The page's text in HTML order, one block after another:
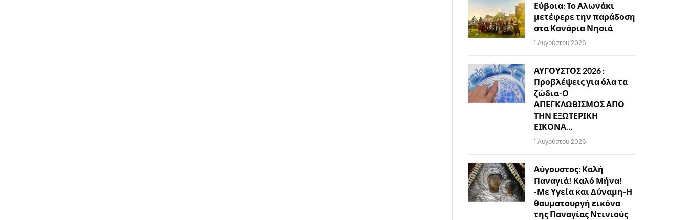
Εύβοια: Το Αλωνάκι
μετέφερε την παράδοση
στα Κανάρια Νησιά
1 Αυγούστου 2026
ΑΥΓΟΥΣΤΟΣ 2026 :
Προβλέψεις για όλα τα
ζώδια-Ο
ΑΠΕΓΚΛΩΒΙΣΜΟΣ ΑΠΟ
ΤΗΝ ΕΞΩΤΕΡΙΚΗ
ΕΙΚΟΝΑ…
1 Αυγούστου 2026
Αύγουστος: Καλή
Παναγιά! Καλό Μήνα!
-Με Υγεία και Δύναμη-Η
θαυματουργή εικόνα
της Παναγίας Ντινιούς